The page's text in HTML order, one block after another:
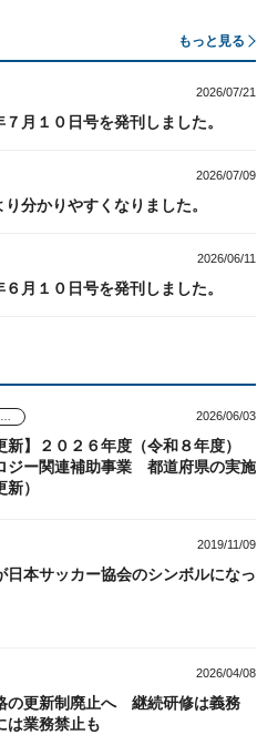
もっと見る
2026/07/21
月１０日号を発刊しました。
2026/07/09
分かりやすくなりました。
2026/06/11
月１０日号を発刊しました。
2026/06/03
新】２０２６年度（令和８年度）
ジー関連補助事業 都道府県の実施
）
2019/11/09
日本サッカー協会のシンボルになっ
2026/04/08
の更新制廃止へ 継続研修は義務
は業務禁止も